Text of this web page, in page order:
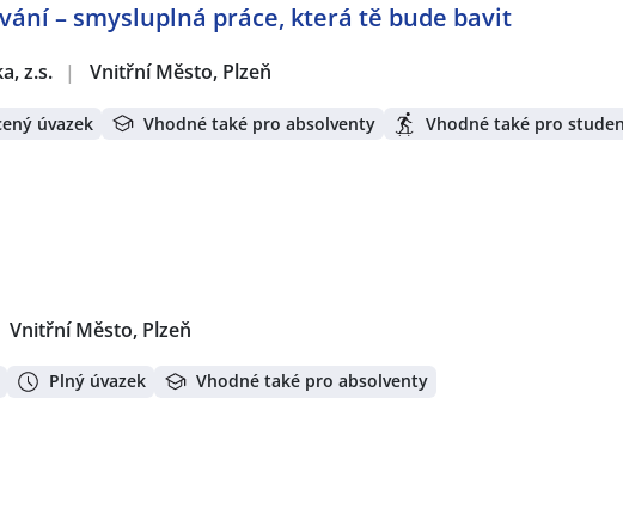
– smysluplná práce, která tě bude bavit
z.s. | Vnitřní Město, Plzeň
úvazek Vhodné také pro absolventy Vhodné také pro
Vnitřní Město, Plzeň
Plný úvazek Vhodné také pro absolventy